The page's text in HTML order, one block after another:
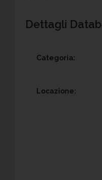
Dettagli
Categoria:
Locazione: